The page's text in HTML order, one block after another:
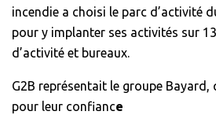
incendie a choisi le parc d’activité
pour y implanter ses activités sur
d’activité et bureaux.
G2B représentait le groupe Bayard,
pour leur confiance